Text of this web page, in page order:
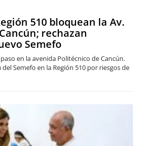
510 bloquean la Av.
rechazan
Semefo
en la avenida Politécnico de Cancún.
Semefo en la Región 510 por riesgos de